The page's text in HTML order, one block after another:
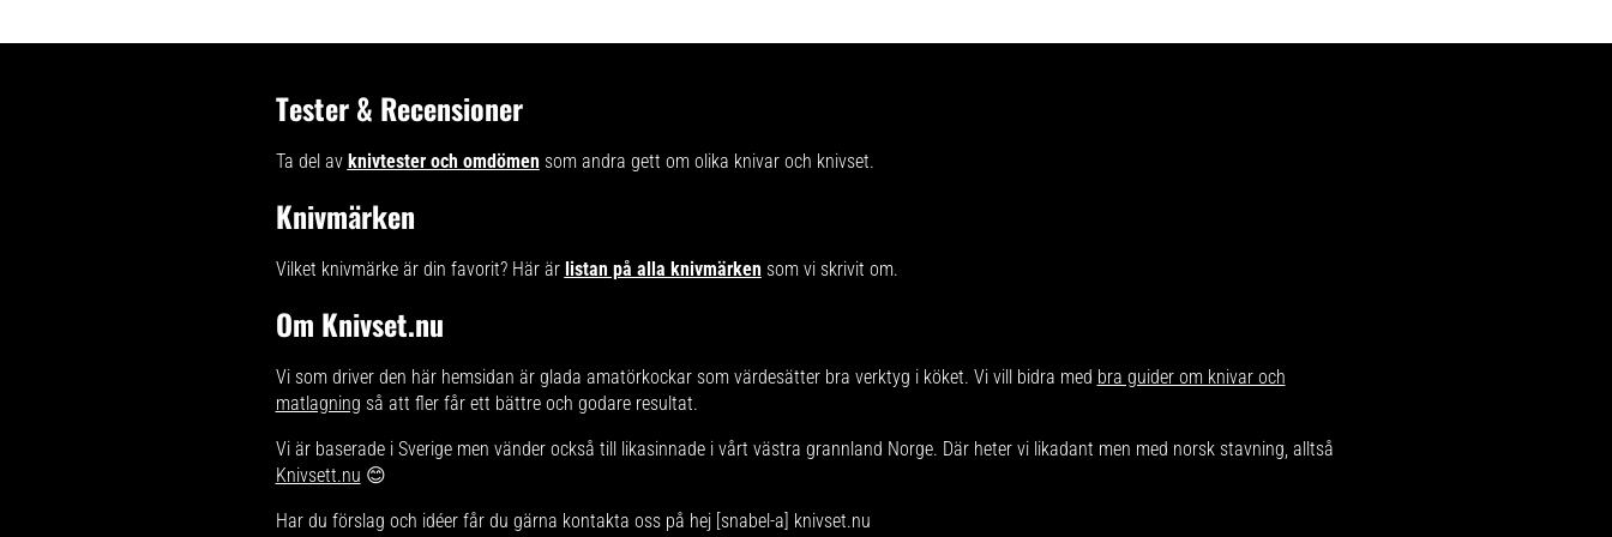
Förvaring bör helst ske på en
Tester & Recensioner
Ta del av knivtester och omdömen som andra gett om olika knivar och knivset.
Knivmärken
Vilket knivmärke är din favorit? Här är listan på alla knivmärken som vi skrivit om.
Om Knivset.nu
Vi som driver den här hemsidan är glada amatörkockar som värdesätter bra verktyg i köket. Vi vill bidra med bra guider om knivar och
matlagning så att fler får ett bättre och godare resultat.
Vi är baserade i Sverige men vänder också till likasinnade i vårt västra grannland Norge. Där heter vi likadant men med norsk stavning, alltså
Knivsett.nu 😊
Har du förslag och idéer får du gärna kontakta oss på hej [snabel-a] knivset.nu